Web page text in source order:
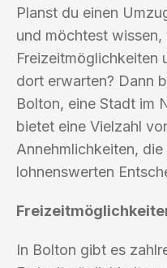
Planst du einen
und möchtest wissen,
Freizeitmöglichkeiten
dort erwarten? Dann
Bolton, eine Stadt im
bietet eine Vielzahl
Annehmlichkeiten,
lohnenswerten
In Bolton gibt es